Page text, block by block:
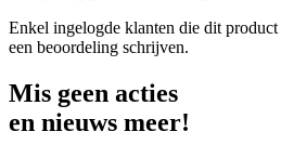
Enkel ingelogde klanten die dit
een beoordeling schrijven.
Mis geen acties
en nieuws meer!